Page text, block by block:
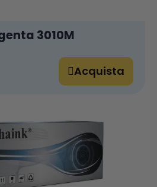
3010M
Acquista